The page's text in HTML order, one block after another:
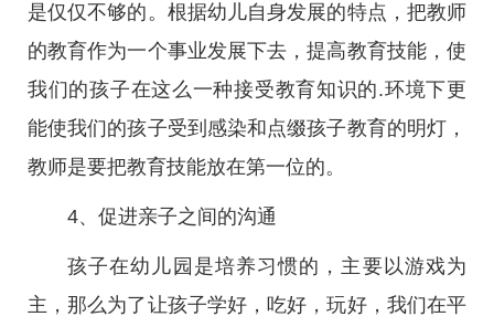
是仅仅不够的。根据幼儿自身发展的特点，把教师
的教育作为一个事业发展下去，提高教育技能，使
我们的孩子在这么一种接受教育知识的.环境下更
能使我们的孩子受到感染和点缀孩子教育的明灯，
教师是要把教育技能放在第一位的。
4、促进亲子之间的沟通
孩子在幼儿园是培养习惯的，主要以游戏为
主，那么为了让孩子学好，吃好，玩好，我们在平